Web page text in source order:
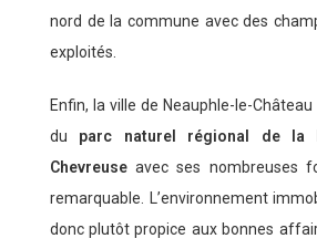
nord de la commune avec des
exploités.
Enfin, la ville de Neauphle-le-
du parc naturel régional de la
Chevreuseavec ses nombreuses
remarquable. L’environnement
donc plutôt propice aux bonnes